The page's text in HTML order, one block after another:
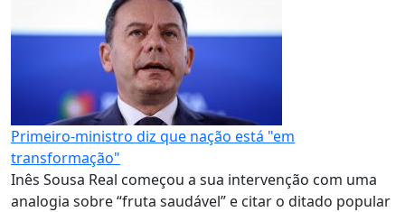
Primeiro-ministro diz que nação está "em
transformação"
Inês Sousa Real começou a sua intervenção com uma
analogia sobre “fruta saudável” e citar o ditado popular